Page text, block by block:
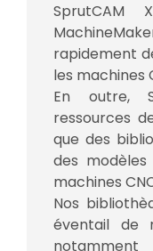
SprutCAM
rapidement
les machines
En outre,
ressources
que des
des
machines
Nos
éventail de
notamment